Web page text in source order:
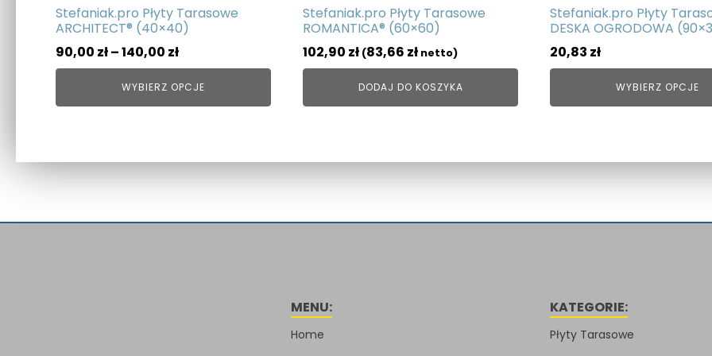
Stefaniak.pro Płyty Tarasowe
ARCHITECT® (40×40)
90,00 zł–140,00 złZakres
cen:
od
90,00 zł
WYBIERZ OPCJE
Stefaniak.pro Płyty Tarasowe
ROMANTICA® (60×60)
102,90 zł (83,66 zł netto)
DODAJ DO KOSZYKA
Stefaniak.pro Płyty
DESKA OGRODOWA
20,83 zł
WYBIERZ OPCJE
MENU:
Home
KATEGORIE:
Płyty Tarasowe